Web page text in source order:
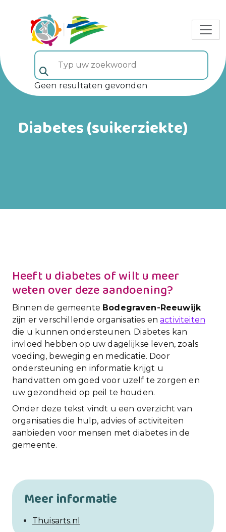
Typ uw zoekwoord (veld 5)
Geen resultaten gevonden
Diabetes (suikerziekte)
Heeft u diabetes of wilt u meer
weten over deze aandoening?
Binnen de gemeente Bodegraven-Reeuwijk
zijn er verschillende organisaties enactiviteiten
die u kunnen ondersteunen. Diabetes kan
invloed hebben op uw dagelijkse leven, zoals
voeding, beweging en medicatie. Door
ondersteuning en informatie krijgt u
handvatten om goed voor uzelf te zorgen en
uw gezondheid op peil te houden.
Onder deze tekst vindt u een overzicht van
organisaties die hulp, advies of activiteiten
aanbieden voor mensen met diabetes in de
gemeente.
Meer informatie
Thuisarts.nl